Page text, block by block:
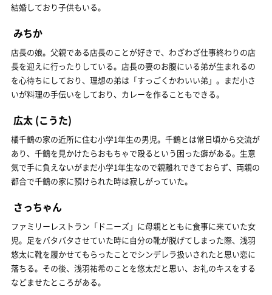
結婚しており子供もいる。
みちか
店長の娘。父親である店長のことが好きで、わざわざ仕事終わりの店
長を迎えに行ったりしている。店長の妻のお腹にいる弟が生まれるの
を心待ちにしており、理想の弟は「すっごくかわいい弟」。まだ小さ
いが料理の手伝いをしており、カレーを作ることもできる。
広太 (こうた)
橘千鶴の家の近所に住む小学1年生の男児。千鶴とは常日頃から交流が
あり、千鶴を見かけたらおもちゃで殴るという困った癖がある。生意
気で手に負えないがまだ小学1年生なので親離れできておらず、両親の
都合で千鶴の家に預けられた時は寂しがっていた。
さっちゃん
ファミリーレストラン「ドニーズ」に母親とともに食事に来ていた女
児。足をバタバタさせていた時に自分の靴が脱げてしまった際、浅羽
悠太に靴を履かせてもらったことでシンデレラ扱いされたと思い恋に
落ちる。その後、浅羽祐希のことを悠太だと思い、お礼のキスをする
などませたところがある。